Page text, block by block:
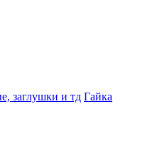
заглушки и тд Гайка